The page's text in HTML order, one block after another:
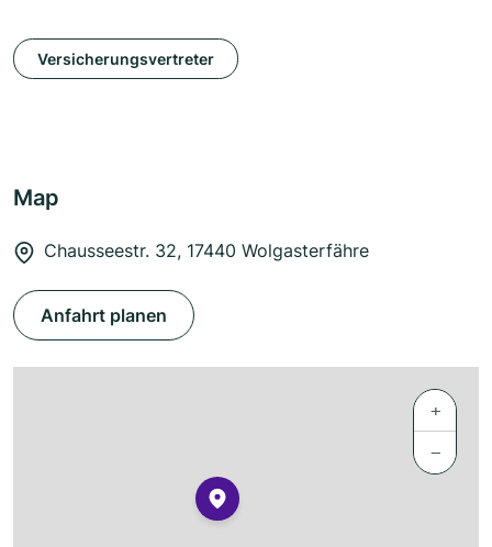
Versicherungsvertreter
Map
Chausseestr. 32, 17440 Wolgasterfähre
Anfahrt planen
+
−